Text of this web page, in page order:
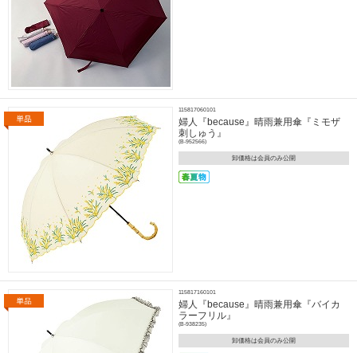
115817060101
婦人『because』晴雨兼用傘『ミモザ
刺しゅう』
(B-952566)
卸価格は会員のみ公開
115817160101
婦人『because』晴雨兼用傘『バイカ
ラーフリル』
(B-938235)
卸価格は会員のみ公開